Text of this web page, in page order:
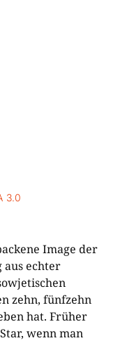
3.0
Image der
aus echter
zehn, fünfzehn
hat. Früher
wenn man